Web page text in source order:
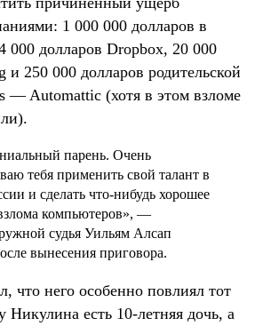
1 000 000 долларов в
000 долларов Dropbox, 20 000
и 250 000 долларов родительской
— Automattic (хотя в этом взломе
парень. Очень
тебя применить свой талант в
и сделать что-нибудь хорошее
компьютеров», —
судья Уильям Алсап
вынесения приговора.
что него особенно повлиял тот
Никулина есть 10-летняя дочь, а